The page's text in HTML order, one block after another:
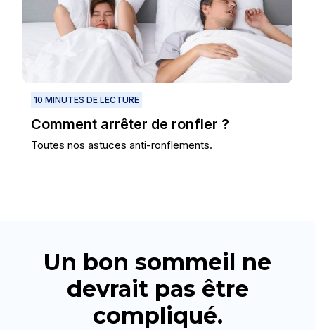
10 MINUTES DE LECTURE
Comment arrêter de ronfler ?
Toutes nos astuces anti-ronflements.
Un bon sommeil ne
devrait pas être
compliqué.